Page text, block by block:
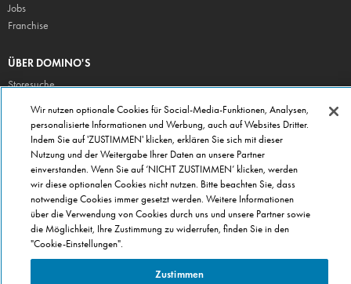
Jobs
Franchise
ÜBER DOMINO'S
Storesuche
Presse
Domino's App
Unternehmen
Geschenkgutscheine
Cookie Einstellungen
Datenschutz
Allgemeine Geschäftsbedingungen
Wir nutzen optionale Cookies für Social-Media-Funktionen, Analysen,
personalisierte Informationen und Werbung, auch auf Websites Dritter.
Indem Sie auf 'ZUSTIMMEN' klicken, erklären Sie sich mit dieser
Nutzung und der Weitergabe Ihrer Daten an unsere Partner
einverstanden. Wenn Sie auf ‘NICHT ZUSTIMMEN’ klicken, werden
wir diese optionalen Cookies nicht nutzen. Bitte beachten Sie, dass
notwendige Cookies immer gesetzt werden. Weitere Informationen
über die Verwendung von Cookies durch uns und unsere Partner sowie
die Möglichkeit, Ihre Zustimmung zu widerrufen, finden Sie in den
"Cookie-Einstellungen".
Zustimmen